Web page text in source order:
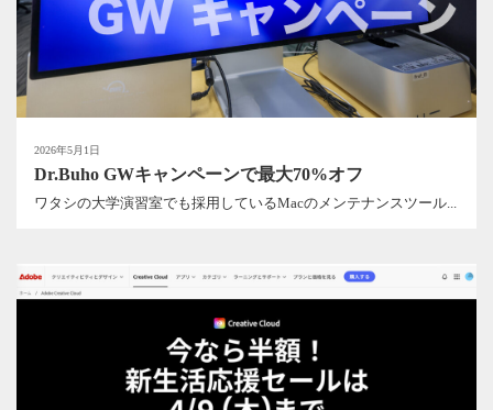
2026年5月1日
Dr.Buho GWキャンペーンで最大70%オフ
ワタシの大学演習室でも採用しているMacのメンテナンスツール...